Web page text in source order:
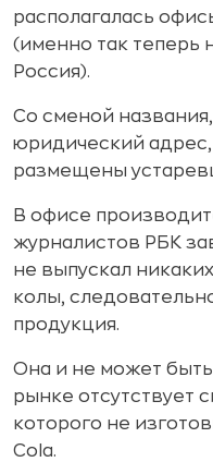
располагалась
(именно так теперь
Россия).
Со сменой
юридический адрес,
размещены
В офисе
журналистов РБК
не выпускал
колы,
продукция.
Она и не может быть
рынке отсутствует
которого не
Cola.